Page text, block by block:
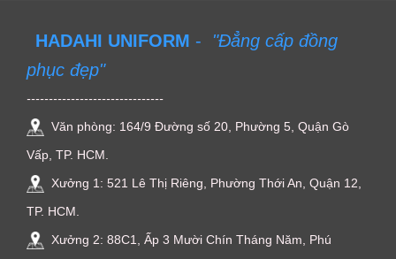
HADAHI UNIFORM - "Đẳng cấp đồng
phục đẹp"
-------------------------------
Văn phòng: 164/9 Đường số 20, Phường 5, Quận Gò
Vấp, TP. HCM.
Xưởng 1: 521 Lê Thị Riêng, Phường Thới An, Quận 12,
TP. HCM.
Xưởng 2: 88C1, Ấp 3 Mười Chín Tháng Năm, Phú